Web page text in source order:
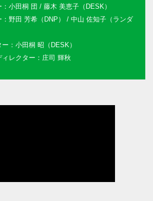
小田桐 団 / 藤木 美恵子（DESK）
：野田 芳希（DNP） / 中山 佐知子（ランダ
：小田桐 昭（DESK）
レクター： 庄司 輝秋